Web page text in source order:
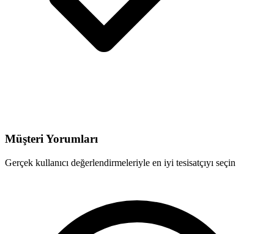
Müşteri Yorumları
Gerçek kullanıcı değerlendirmeleriyle en iyi tesisatçıyı seçin